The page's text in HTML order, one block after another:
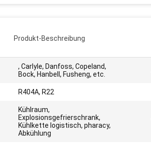
Produkt-Beschreibung
, Carlyle, Danfoss, Copeland,
Bock, Hanbell, Fusheng, etc.
R404A, R22
Kühlraum,
Explosionsgefrierschrank,
Kühlkette logistisch, pharacy,
Abkühlung